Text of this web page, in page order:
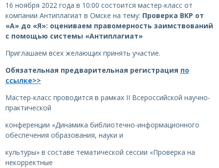
16 ноября 2022 года в 10:00 состоится мастер-класс от
компании Антиплагиат в Омске на тему: Проверка ВКР от
«А» до «Я»: оцениваем правомерность заимствований
с помощью системы «Антиплагиат»
Приглашаем всех желающих принять участие.
Обязательная предварительная регистрация по
ссылке>>
Мастер-класс проводится в рамках II Всероссийской научно-
практической
конференции «Динамика библиотечно-информационного
обеспечения образования, науки и
культуры» в составе тематической сессии «Проверка на
некорректные